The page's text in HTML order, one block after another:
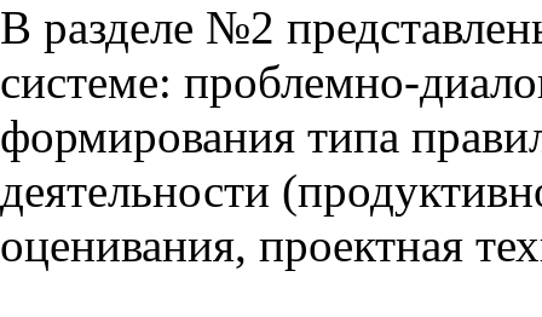
В разделе №2
системе: проблемно-
формирования типа
деятельности
оценивания, проектная